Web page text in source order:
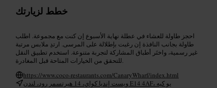
خطط لزيارتك
احجز طاولة للعشاء في عطلة نهاية الأسبوع إن كنت مع مجموعة. اطلب
طاولة بجانب النافذة إن رغبت بإطلالة على المرسى. ارتدِ ملابس مرتبة
غير رسمية، واختَر أطباق المشاركة لتجربة متنوعة. استخدم تطبيق النقل
للتحقق من الخيارات المتاحة قبل المغادرة.
https://www.coco-restaurants.com/CanaryWharf/index.html
ويست إنديا كواي، 14 هيرتسمر رود، لندن E14 4AF، يو كيه